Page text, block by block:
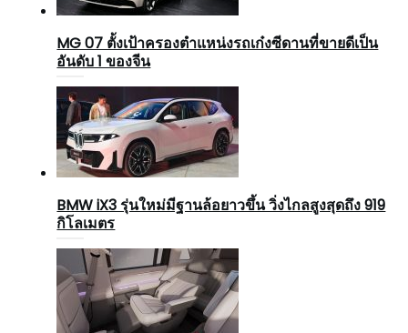
MG 07 ตั้งเป้าครองตำแหน่งรถเก๋งซีดานที่ขายดีเป็น
อันดับ 1 ของจีน
BMW iX3 รุ่นใหม่มีฐานล้อยาวขึ้น วิ่งไกลสูงสุดถึง 919
กิโลเมตร